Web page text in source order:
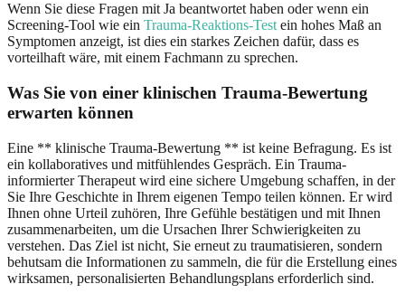
Wenn Sie diese Fragen mit Ja beantwortet haben oder wenn ein
Screening-Tool wie ein Trauma-Reaktions-Test ein hohes Maß an
Symptomen anzeigt, ist dies ein starkes Zeichen dafür, dass es
vorteilhaft wäre, mit einem Fachmann zu sprechen.
Was Sie von einer klinischen Trauma-Bewertung
erwarten können
Eine ** klinische Trauma-Bewertung ** ist keine Befragung. Es ist
ein kollaboratives und mitfühlendes Gespräch. Ein Trauma-
informierter Therapeut wird eine sichere Umgebung schaffen, in der
Sie Ihre Geschichte in Ihrem eigenen Tempo teilen können. Er wird
Ihnen ohne Urteil zuhören, Ihre Gefühle bestätigen und mit Ihnen
zusammenarbeiten, um die Ursachen Ihrer Schwierigkeiten zu
verstehen. Das Ziel ist nicht, Sie erneut zu traumatisieren, sondern
behutsam die Informationen zu sammeln, die für die Erstellung eines
wirksamen, personalisierten Behandlungsplans erforderlich sind.